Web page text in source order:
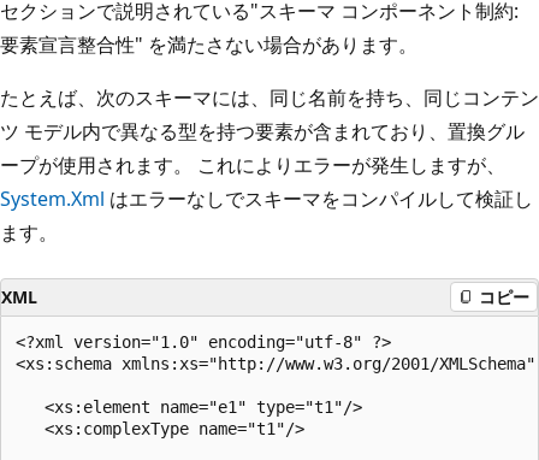
セクションで説明されている"スキーマ コンポーネント制約:
要素宣言整合性" を満たさない場合があります。
たとえば、次のスキーマには、同じ名前を持ち、同じコンテン
ツ モデル内で異なる型を持つ要素が含まれており、置換グル
ープが使用されます。 これによりエラーが発生しますが、
System.Xml はエラーなしでスキーマをコンパイルして検証し
ます。
XML コピー
<?xml version="1.0" encoding="utf-8" ?>
<xs:schema xmlns:xs="http://www.w3.org/2001/
   <xs:element name="e1" type="t1"/>
   <xs:complexType name="t1"/>